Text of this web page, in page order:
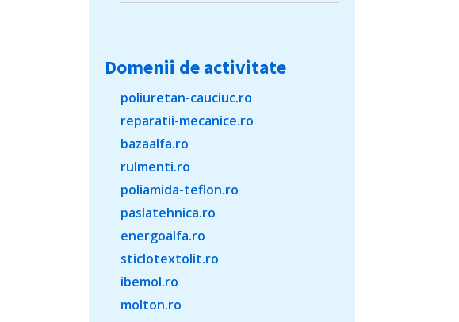
Domenii de activitate
poliuretan-cauciuc.ro
reparatii-mecanice.ro
bazaalfa.ro
rulmenti.ro
poliamida-teflon.ro
paslatehnica.ro
energoalfa.ro
sticlotextolit.ro
ibemol.ro
molton.ro